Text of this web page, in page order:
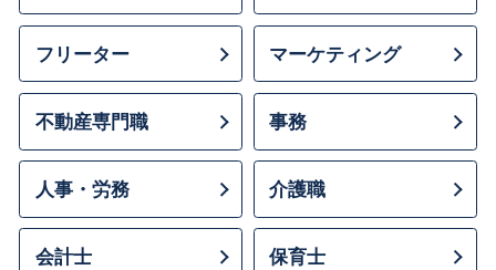
フリーター マーケティング
不動産専門職 事務
人事・労務 介護職
会計士 保育士